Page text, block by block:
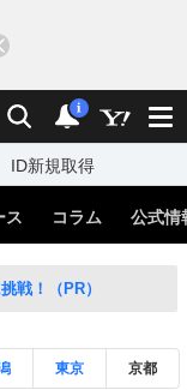
検索 通知
i
ID新規取得
ス コラム 公式情
戦！（PR）
東京 京都